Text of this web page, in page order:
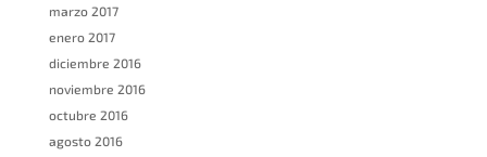
marzo 2017
enero 2017
diciembre 2016
noviembre 2016
octubre 2016
agosto 2016